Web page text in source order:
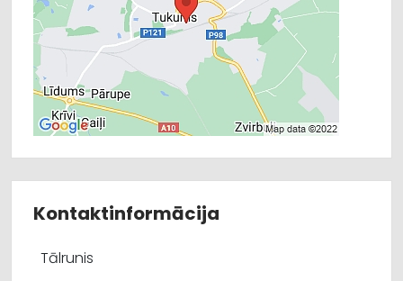
Kontaktinformācija
Tālrunis